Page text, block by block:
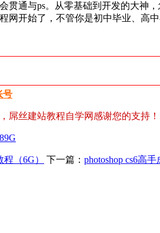
贯通与ps。从零基础到开发的大
网开始了，不管你是初中毕业、高
号
屌丝建站教程自学网感谢您的支持！
（6G） 下一篇： photoshop cs6高